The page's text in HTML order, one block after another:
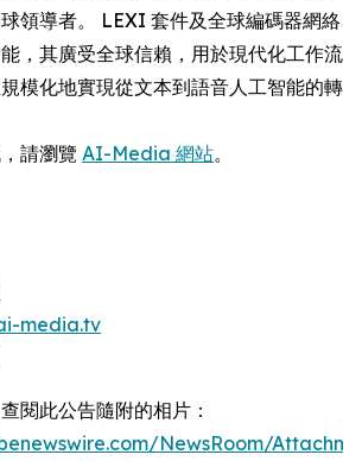
領導者。 LEXI 套件及全球編碼器網絡
，其廣受全球信賴，用於現代化工作流
模化地實現從文本到語音人工智能的轉
請瀏覽 AI-Media 網站。
media.tv
閱此公告隨附的相片：
NewsRoom/